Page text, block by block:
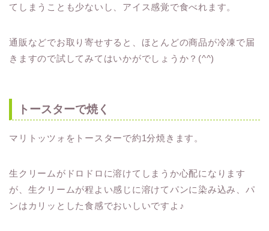
てしまうことも少ないし、アイス感覚で食べれます。
通販などでお取り寄せすると、ほとんどの商品が冷凍で届
きますので試してみてはいかがでしょうか？(^^)
トースターで焼く
マリトッツォをトースターで約1分焼きます。
生クリームがドロドロに溶けてしまうか心配になります
が、生クリームが程よい感じに溶けてパンに染み込み、パ
ンはカリッとした食感でおいしいですよ♪